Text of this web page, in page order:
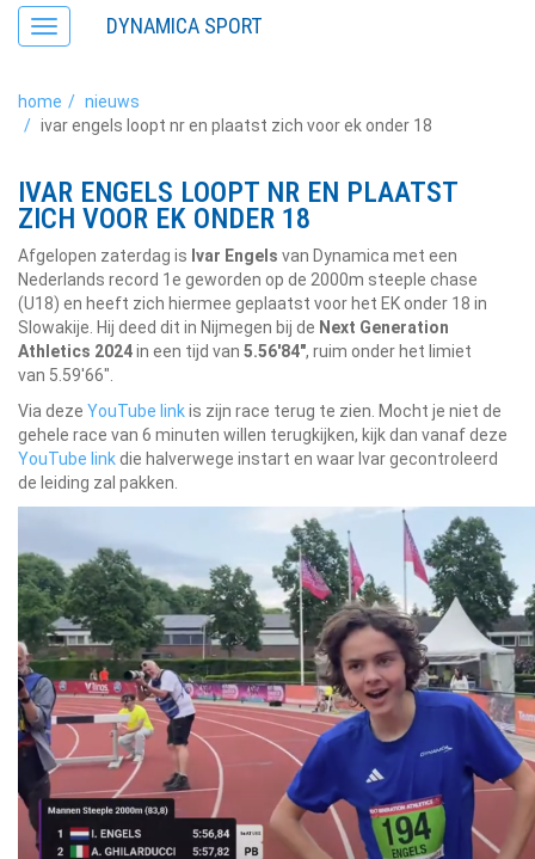
Toggle
navigation
DYNAMICA SPORT
home
nieuws
ivar engels loopt nr en plaatst zich voor ek onder 18
IVAR ENGELS LOOPT NR EN PLAATST
ZICH VOOR EK ONDER 18
Afgelopen zaterdag is Ivar Engels van Dynamica met een
Nederlands record 1e geworden op de 2000m steeple chase
(U18) en heeft zich hiermee geplaatst voor het EK onder 18 in
Slowakije. Hij deed dit in Nijmegen bij de Next Generation
Athletics 2024in een tijd van 5.56'84", ruim onder het limiet
van 5.59'66".
Via deze YouTube linkis zijn race terug te zien. Mocht je niet de
gehele race van 6 minuten willen terugkijken, kijk dan vanaf deze
YouTube linkdie halverwege instart en waar Ivar gecontroleerd
de leiding zal pakken.